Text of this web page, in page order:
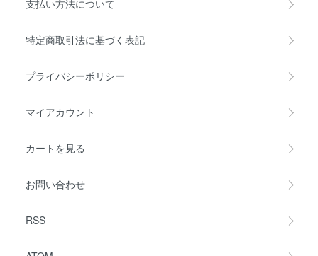
支払い方法について
特定商取引法に基づく表記
プライバシーポリシー
マイアカウント
カートを見る
お問い合わせ
RSS